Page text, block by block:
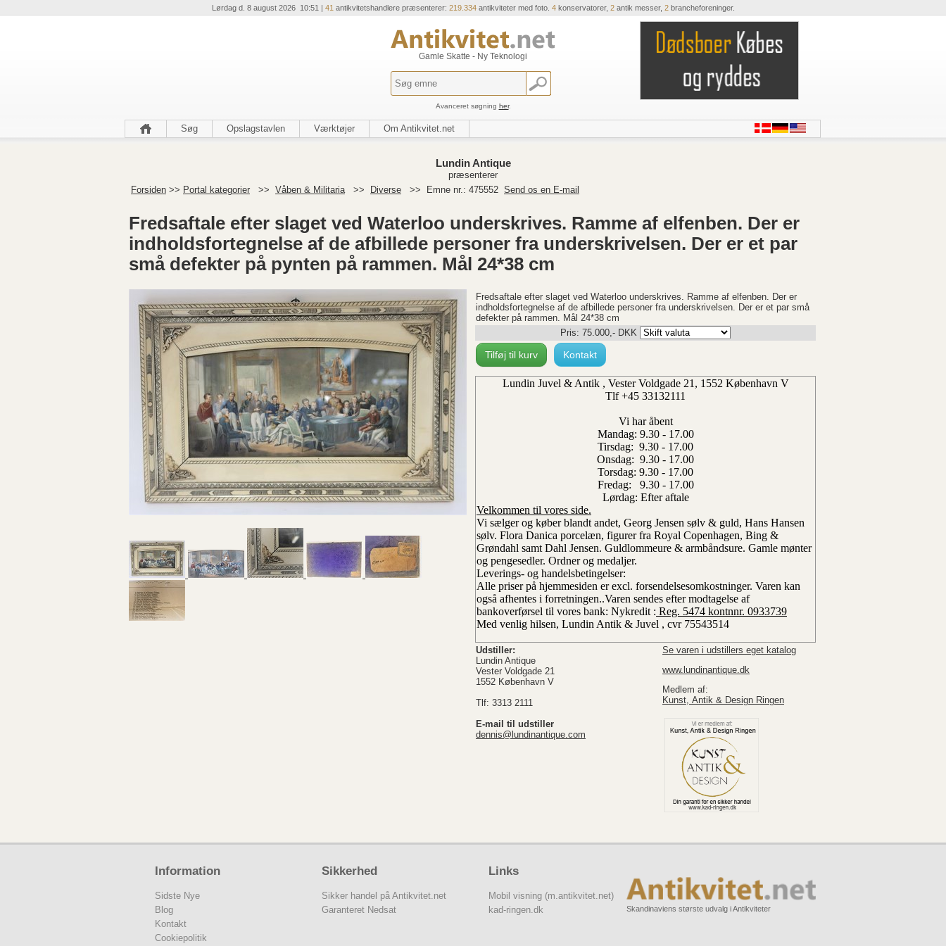
Lørdag d. 8 august 2026 10:51 | 41 antikvitetshandlere præsenterer: 219.334antikviteter med foto. 4konservatorer, 2antik messer, 2brancheforeninger.
Gamle Skatte - Ny Teknologi
Avanceret søgning her.
Søg Opslagstavlen Værktøjer Om Antikvitet.net
Lundin Antique
præsenterer
Forsiden >> Portal kategorier >> Våben & Militaria >> Diverse >> Emne nr.: 475552 Send os en E-mail
Fredsaftale efter slaget ved Waterloo underskrives. Ramme af elfenben. Der er
indholdsfortegnelse af de afbillede personer fra underskrivelsen. Der er et par
små defekter på pynten på rammen. Mål 24*38 cm
Fredsaftale efter slaget ved Waterloo underskrives. Ramme af elfenben. Der er
indholdsfortegnelse af de afbillede personer fra underskrivelsen. Der er et par små
defekter på rammen. Mål 24*38 cm
Pris: 75.000,- DKK
Tilføj til kurv Kontakt
Lundin Juvel & Antik , Vester Voldgade 21, 1552 København V
Tlf +45 33132111
Vi har åbent
Mandag: 9.30 - 17.00
Tirsdag: 9.30 - 17.00
Onsdag: 9.30 - 17.00
Torsdag: 9.30 - 17.00
Fredag: 9.30 - 17.00
Lørdag: Efter aftale
Velkommen til vores side.
Vi sælger og køber blandt andet, Georg Jensen sølv & guld, Hans Hansen
sølv. Flora Danica porcelæn, figurer fra Royal Copenhagen, Bing &
Grøndahl samt Dahl Jensen. Guldlommeure & armbåndsure. Gamle mønter
og pengesedler. Ordner og medaljer.
Leverings- og handelsbetingelser:
Alle priser på hjemmesiden er excl. forsendelsesomkostninger. Varen kan
også afhentes i forretningen..Varen sendes efter modtagelse af
bankoverførsel til vores bank: Nykredit : Reg. 5474 kontnnr. 0933739
Med venlig hilsen, Lundin Antik & Juvel , cvr 75543514
Udstiller:
Lundin Antique
Vester Voldgade 21
1552 København V
Tlf: 3313 2111
E-mail til udstiller
dennis@lundinantique.com
Se varen i udstillers eget katalog
www.lundinantique.dk
Medlem af:
Kunst, Antik & Design Ringen
Information
Sidste Nye
Blog
Kontakt
Cookiepolitik
Sikkerhed
Sikker handel på Antikvitet.net
Garanteret Nedsat
Links
Mobil visning (m.antikvitet.net)
kad-ringen.dk
Skandinaviens største udvalg i Antikviteter